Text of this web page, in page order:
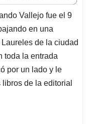
Vallejo fue el 9
en una
de la ciudad
toda la entrada
por un lado y le
de la editorial